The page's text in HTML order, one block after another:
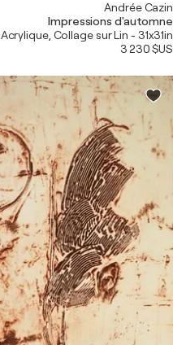
Andrée Cazin
Impressions d'automne
Acrylique, Collage sur Lin - 31x31in
3 230 $US